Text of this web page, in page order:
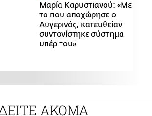
Μαρία Καρυστιανού: «Με
το που αποχώρησε ο
Αυγερινός, κατευθείαν
συντονίστηκε σύστημα
υπέρ του»
ΑΚΟΜΑ